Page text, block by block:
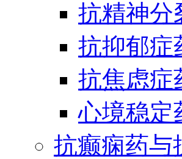
抗精神分
抗抑郁症
抗焦虑症
心境稳定
抗癫痫药与